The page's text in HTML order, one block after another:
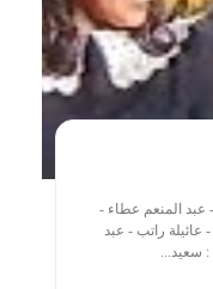
عبد المنعم عطاء -
راتب - عبد
: سعيد...